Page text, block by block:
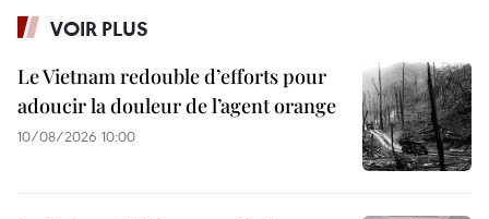
VOIR PLUS
Le Vietnam redouble d’efforts pour
adoucir la douleur de l’agent orange
10/08/2026 10:00